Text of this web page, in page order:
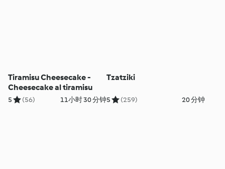
Tiramisu Cheesecake -
Cheesecake al tiramisu
5 (56) 11小时 30 分钟
Tzatziki
5 (259) 20 分钟